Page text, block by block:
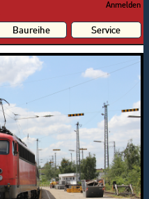
Anmelden
Baureihe Service